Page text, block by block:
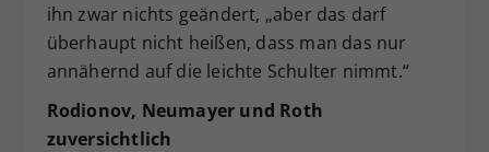
ihn zwar nichts geändert, „aber das darf
überhaupt nicht heißen, dass man das nur
annähernd auf die leichte Schulter nimmt.“
Rodionov, Neumayer und Roth
zuversichtlich